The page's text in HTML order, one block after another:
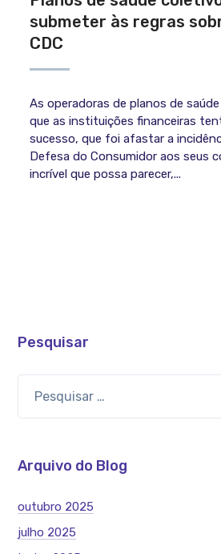
submeter às regras
CDC
As operadoras de planos de
que as instituições financeiras
sucesso, que foi afastar a
Defesa do Consumidor aos seus
incrível que possa parecer,...
Pesquisar
Arquivo do Blog
outubro 2025
julho 2025